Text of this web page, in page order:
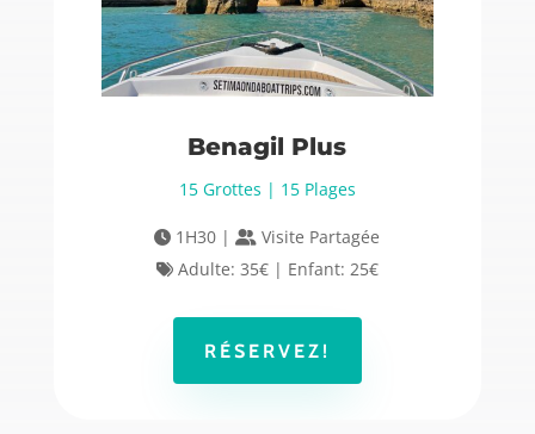
Benagil Plus
15 Grottes | 15 Plages
1H30 |
Visite Partagée
Adulte: 35€ | Enfant: 25€
RÉSERVEZ!